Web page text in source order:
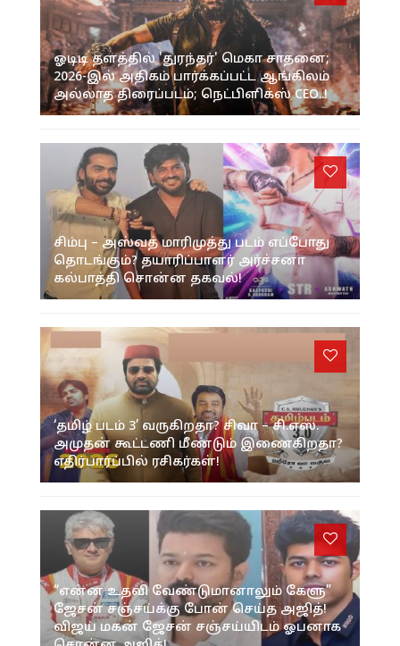
ஓடிடி தளத்தில் 'துரந்தர்' மெகா சாதனை;
2026-இல் அதிகம் பார்க்கப்பட்ட ஆங்கிலம்
அல்லாத திரைப்படம்; நெட்பிளிக்ஸ் CEO..!
சிம்பு – அஸ்வத் மாரிமுத்து படம் எப்போது
தொடங்கும்? தயாரிப்பாளர் அர்ச்சனா
கல்பாத்தி சொன்ன தகவல்!
‘தமிழ் படம் 3’ வருகிறதா? சிவா – சி.எஸ்.
அமுதன் கூட்டணி மீண்டும் இணைகிறதா?
எதிர்பார்ப்பில் ரசிகர்கள்!
“என்ன உதவி வேண்டுமானாலும் கேளு”
ஜேசன் சஞ்சய்க்கு போன் செய்த அஜித்!
விஜய் மகன் ஜேசன் சஞ்சய்யிடம் ஓபனாக